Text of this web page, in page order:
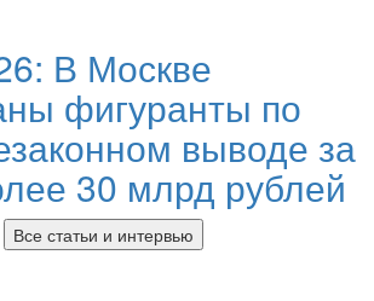
В Москве
фигуранты по
выводе за
30 млрд рублей
Все статьи и интервью